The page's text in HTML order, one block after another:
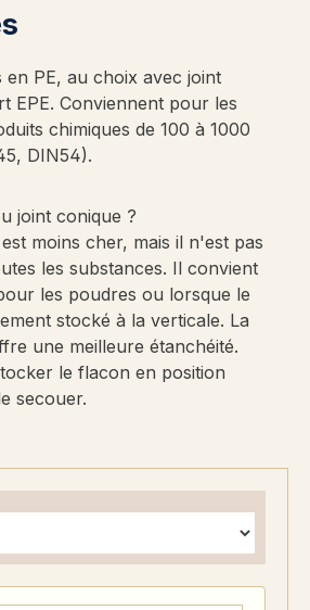
PE, au choix avec joint
EPE. Conviennent pour les
chimiques de 100 à 1000
DIN54).
joint conique ?
moins cher, mais il n'est pas
les substances. Il convient
les poudres ou lorsque le
stocké à la verticale. La
une meilleure étanchéité.
le flacon en position
secouer.